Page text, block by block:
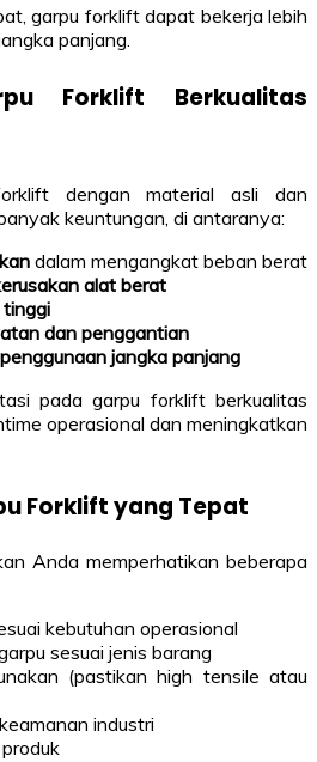
garpu forklift dapat bekerja lebih
panjang.
Forklift Berkualitas
dengan material asli dan
keuntungan, di antaranya:
dalam mengangkat beban berat
alat berat
tinggi
dan penggantian
jangka panjang
pada garpu forklift berkualitas
operasional dan meningkatkan
Forklift yang Tepat
Anda memperhatikan beberapa
kebutuhan operasional
sesuai jenis barang
(pastikan high tensile atau
industri